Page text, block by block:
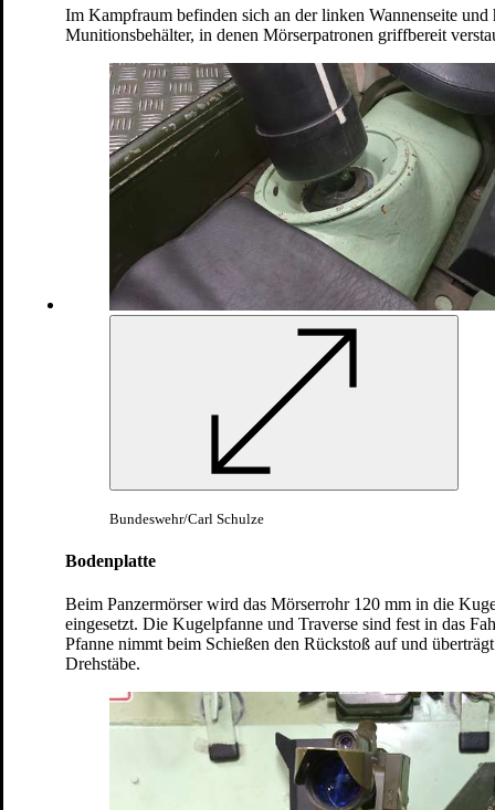
Im Kampfraum befinden sich an der linken Wannenseite und
Munitionsbehälter, in denen Mörserpatronen griffbereit
Bundeswehr/Carl Schulze
Bodenplatte
Beim Panzermörser wird das Mörserrohr 120 mm in die
eingesetzt. Die Kugelpfanne und Traverse sind fest in das
Pfanne nimmt beim Schießen den Rückstoß auf und
Drehstäbe.
Weitere gepanzerte Fahrzeuge